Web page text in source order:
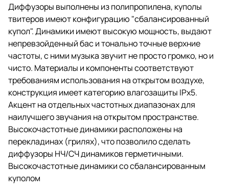
Диффузоры выполнены из полипропилена, куполы
твитеров имеют конфигурацию "сбалансированный
купол". Динамики имеют высокую мощность, выдают
непревзойденный бас и тонально точные верхние
частоты, с ними музыка звучит не просто громко, но и
чисто. Материалы и компоненты соответствуют
требованиям использования на открытом воздухе,
конструкция имеет категорию влагозащиты IPx5.
Акцент на отдельных частотных диапазонах для
наилучшего звучания на открытом пространстве.
Высокочастотные динамики расположены на
перекладинах (грилях), что позволило сделать
диффузоры НЧ/СЧ динамиков герметичными.
Высокочастотные динамики со сбалансированным
куполом